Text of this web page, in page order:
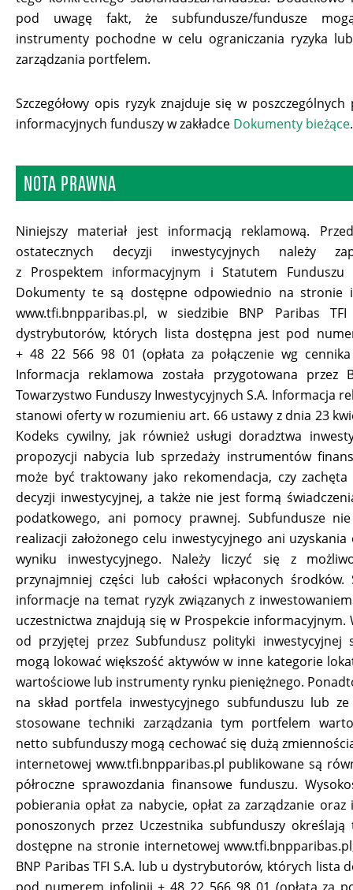
pod uwagę fakt, że subfundusze/fundusze
instrumenty pochodne w celu ograniczania ryzyka
zarządzania portfelem.
Szczegółowy opis ryzyk znajduje się w
informacyjnych funduszy w zakładce Dokumenty bieżące.
NOTA PRAWNA
Niniejszy materiał jest informacją reklamową.
ostatecznych decyzji inwestycyjnych należy
z Prospektem informacyjnym i Statutem Funduszu
Dokumenty te są dostępne odpowiednio na stronie
www.tfi.bnpparibas.pl, w siedzibie BNP Paribas
dystrybutorów, których lista dostępna jest pod
+ 48 22 566 98 01 (opłata za połączenie wg
Informacja reklamowa została przygotowana przez
Towarzystwo Funduszy Inwestycyjnych S.A. Informacja
stanowi oferty w rozumieniu art. 66 ustawy z dnia 23
Kodeks cywilny, jak również usługi doradztwa
propozycji nabycia lub sprzedaży instrumentów
może być traktowany jako rekomendacja, czy
decyzji inwestycyjnej, a także nie jest formą
podatkowego, ani pomocy prawnej. Subfundusze
realizacji założonego celu inwestycyjnego ani
wyniku inwestycyjnego. Należy liczyć się z
przynajmniej części lub całości wpłaconych środków.
informacje na temat ryzyk związanych z
uczestnictwa znajdują się w Prospekcie informacyjnym.
od przyjętej przez Subfundusz polityki inwestycyjnej
mogą lokować większość aktywów w inne kategorie
wartościowe lub instrumenty rynku pieniężnego.
na skład portfela inwestycyjnego subfunduszu lub
stosowane techniki zarządzania tym portfelem
netto subfunduszy mogą cechować się dużą
internetowej www.tfi.bnpparibas.pl publikowane są
półroczne sprawozdania finansowe funduszu.
pobierania opłat za nabycie, opłat za zarządzanie oraz
ponoszonych przez Uczestnika subfunduszy określają
dostępne na stronie internetowej
BNP Paribas TFI S.A. lub u dystrybutorów, których lista